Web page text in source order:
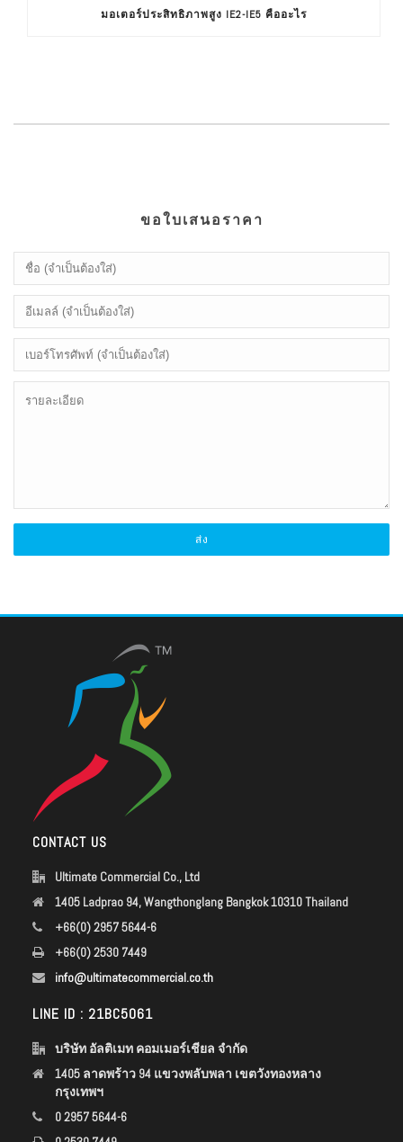
มอเตอร์ประสิทธิภาพสูง IE2-IE5 คืออะไร
ขอใบเสนอราคา
CONTACT US
Ultimate Commercial Co., Ltd
1405 Ladprao 94, Wangthonglang Bangkok 10310 Thailand
+66(0) 2957 5644-6
+66(0) 2530 7449
info@ultimatecommercial.co.th
LINE ID : 21BC5061
บริษัท อัลติเมท คอมเมอร์เชียล จำกัด
1405 ลาดพร้าว 94 แขวงพลับพลา เขตวังทองหลาง
กรุงเทพฯ
0 2957 5644-6